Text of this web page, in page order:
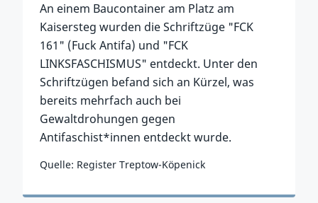
An einem Baucontainer am Platz am
Kaisersteg wurden die Schriftzüge "FCK
161" (Fuck Antifa) und "FCK
LINKSFASCHISMUS" entdeckt. Unter den
Schriftzügen befand sich an Kürzel, was
bereits mehrfach auch bei
Gewaltdrohungen gegen
Antifaschist*innen entdeckt wurde.
Quelle: Register Treptow-Köpenick
Zum Vorfall